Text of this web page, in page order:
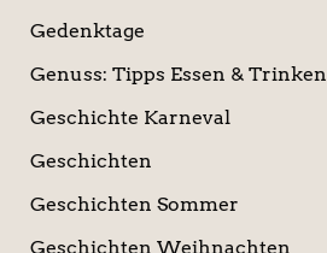
Gedenktage
Genuss: Tipps Essen & Trinken
Geschichte Karneval
Geschichten
Geschichten Sommer
Geschichten Weihnachten